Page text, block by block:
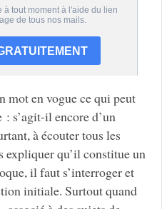
mot en vogue ce qui peut
s’agit-il encore d’un
à écouter tous les
expliquer qu’il constitue un
il faut s’interroger et
initiale. Surtout quand